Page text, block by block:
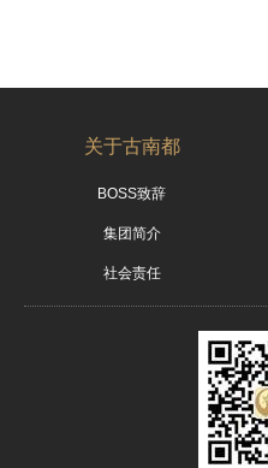
关于古南都
BOSS致辞
集团简介
社会责任